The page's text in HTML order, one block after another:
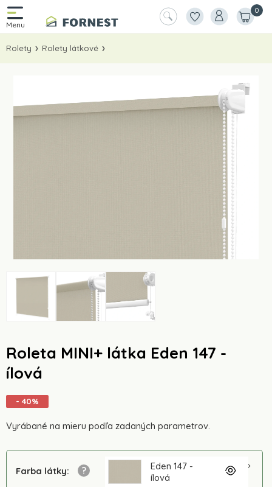
0
Rolety Rolety látkové
Roleta MINI+ látka Eden 147 -
ílová
- 40%
Vyrábané na mieru podľa zadaných parametrov.
Farba látky:
Eden 147 -
ílová